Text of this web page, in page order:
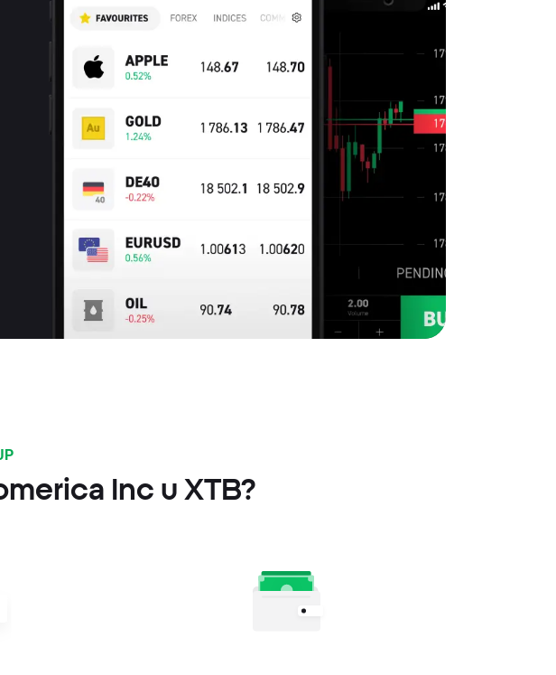
Inc u XTB?